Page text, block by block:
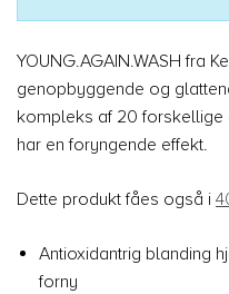
YOUNG.AGAIN.WASH fra
genopbyggende og
kompleks af 20 forskellige
har en foryngende effekt.
Dette produkt fåes også i
Antioxidantrig blanding
forny